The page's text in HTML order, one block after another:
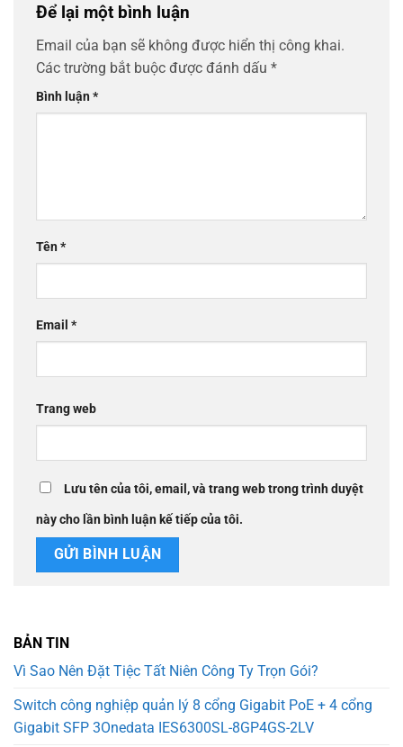
Để lại một bình luận
Email của bạn sẽ không được hiển thị công khai.
Các trường bắt buộc được đánh dấu *
Bình luận*
Tên*
Email *
Trang web
Lưu tên của tôi, email, và trang web trong trình duyệt
này cho lần bình luận kế tiếp của tôi.
BẢN TIN
Vì Sao Nên Đặt Tiệc Tất Niên Công Ty Trọn Gói?
Switch công nghiệp quản lý 8 cổng Gigabit PoE + 4 cổng
Gigabit SFP 3Onedata IES6300SL-8GP4GS-2LV